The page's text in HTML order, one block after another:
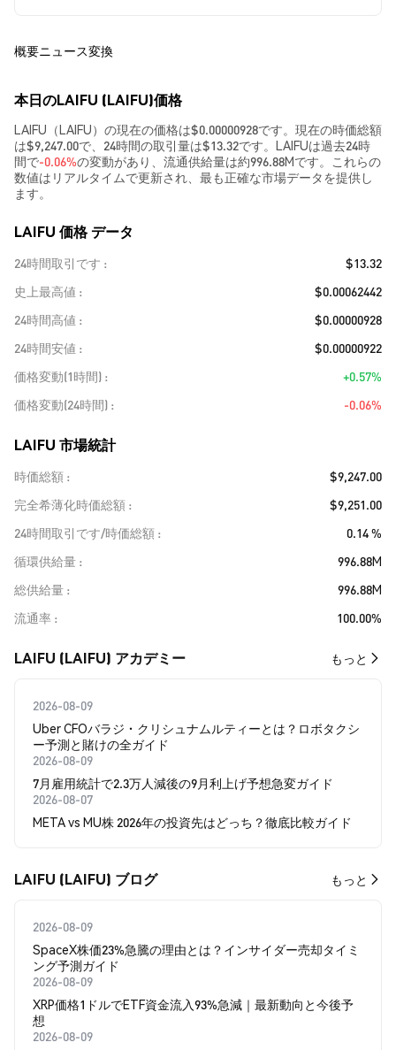
概要ニュース変換
本日のLAIFU (LAIFU)価格
LAIFU（LAIFU）の現在の価格は$0.00000928です。現在の時価総額
は$9,247.00で、24時間の取引量は$13.32です。LAIFUは過去24時
間で-0.06%の変動があり、流通供給量は約996.88Mです。これらの
数値はリアルタイムで更新され、最も正確な市場データを提供し
ます。
LAIFU 価格 データ
24時間取引です
$13.32
史上最高値
$0.00062442
24時間高値
$0.00000928
24時間安値
$0.00000922
価格変動(1時間)
+0.57%
価格変動(24時間)
-0.06%
LAIFU 市場統計
時価総額
$9,247.00
完全希薄化時価総額
$9,251.00
24時間取引です/時価総額
0.14 %
循環供給量
996.88M
総供給量
996.88M
流通率
100.00%
LAIFU (LAIFU) アカデミー もっと
2026-08-09
Uber CFOバラジ・クリシュナムルティーとは？ロボタクシ
ー予測と賭けの全ガイド
2026-08-09
7月雇用統計で2.3万人減後の9月利上げ予想急変ガイド
2026-08-07
META vs MU株 2026年の投資先はどっち？徹底比較ガイド
LAIFU (LAIFU) ブログ もっと
2026-08-09
SpaceX株価23%急騰の理由とは？インサイダー売却タイミ
ング予測ガイド
2026-08-09
XRP価格1ドルでETF資金流入93%急減｜最新動向と今後予
想
2026-08-09